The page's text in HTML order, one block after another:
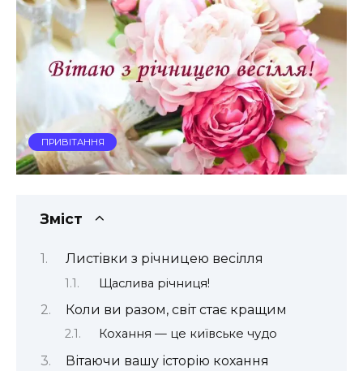
ПРИВІТАННЯ
Зміст
Листівки з річницею весілля
Щаслива річниця!
Коли ви разом, світ стає кращим
Кохання — це київське чудо
Вітаючи вашу історію кохання